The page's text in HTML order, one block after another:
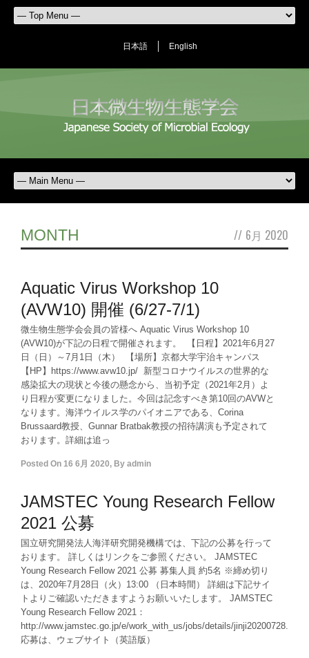
日本語 English
MONTH // 6月 2020
Aquatic Virus Workshop 10
(AVW10) 開催 (6/27-7/1)
微生物生態学会会員の皆様へ Aquatic Virus Workshop 10
(AVW10)が下記の日程で開催されます。 【日程】2021年6月27
日（日）～7月1日（木） 【場所】京都大学宇治キャンパス
【HP】https://www.avw10.jp/ 新型コロナウイルスの世界的な
感染拡大の現状と今後の懸念から、当初予定（2021年2月）よ
り日程が変更になりました。今回は記念すべき第10回のAVWと
なります。海洋ウイルス学のパイオニアである、Corina
Brussaard教授、Gunnar Bratbak教授の招待講演も予定されて
おります。詳細は追っ
Posted On 16 6月 2020, By admin
JAMSTEC Young Research Fellow
2021 公募
国立研究開発法人海洋研究開発機構では、下記の公募を行って
おります。 詳しくはリンクをご参照ください。 JAMSTEC
Young Research Fellow 2021 公募 募集人員 約5名 ※締め切り
は、2020年7月28日（火）13:00 （日本時間） 詳細は下記サイ
トよりご確認いただきますようお願いいたします。 JAMSTEC
Young Research Fellow 2021：
http://www.jamstec.go.jp/e/work_with_us/jobs/details/jinji20200728.html
応募は、ウェブサイト（英語版）